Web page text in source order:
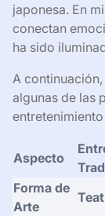
japonesa. En
conectan
ha sido
A
algunas de las
Aspecto
Forma de
Arte